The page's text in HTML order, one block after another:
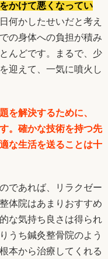
をかけて悪くなってい
何かしたせいだと考え
の身体への負担が積み
んどです。まるで、少
迎えて、一気に噴火し
を解決するために、
。確かな技術を持つ先
な生活を送ることは十
であれば、リラクゼー
体院はあまりおすすめ
な気持ち良さは得られ
うち鍼灸整骨院のよう
本から治療してくれる